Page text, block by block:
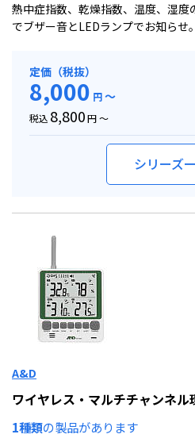
熱中症指数、乾燥指数、温度、湿
でブザー音とLEDランプでお知らせ。
定価（税抜）
8,000 円～
税込 8,800円 ～
シリーズ
A&D
ワイヤレス・マルチチャンネル
1種類の製品があります